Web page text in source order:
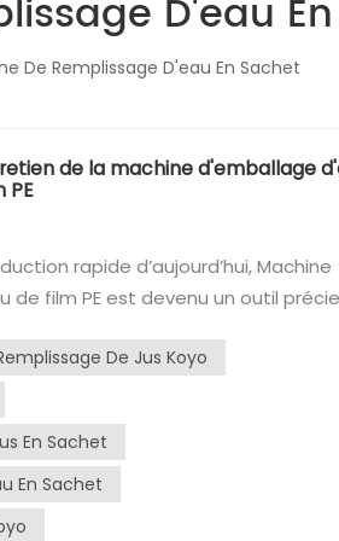
D'eau
De Remplissage D'eau En Sachet
de la machine d'emballage
PE
rapide d’aujourd’hui, Machine
de film PE est devenu un outil
la qualité de leurs produits.
de production, le manuel
simples de cette
d'équipementsRemplissage de
de liquide de la machine de
de film PE est un élément clé.
De Jus Koyo
En Sachet
En Sachet